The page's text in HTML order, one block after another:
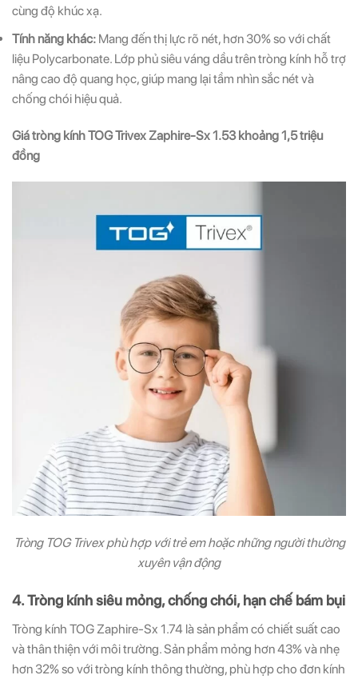
cùng độ khúc xạ.
Tính năng khác: Mang đến thị lực rõ nét, hơn 30% so với chất
liệu Polycarbonate. Lớp phủ siêu váng dầu trên tròng kính hỗ trợ
nâng cao độ quang học, giúp mang lại tầm nhìn sắc nét và
chống chói hiệu quả.
Giá tròng kính TOG Trivex Zaphire-Sx 1.53 khoảng 1,5 triệu
đồng
Tròng TOG Trivex phù hợp với trẻ em hoặc những người thường
xuyên vận động
4. Tròng kính siêu mỏng, chống chói, hạn chế bám bụi
Tròng kính TOG Zaphire-Sx 1.74 là sản phẩm có chiết suất cao
và thân thiện với môi trường. Sản phẩm mỏng hơn 43% và nhẹ
hơn 32% so với tròng kính thông thường, phù hợp cho đơn kính